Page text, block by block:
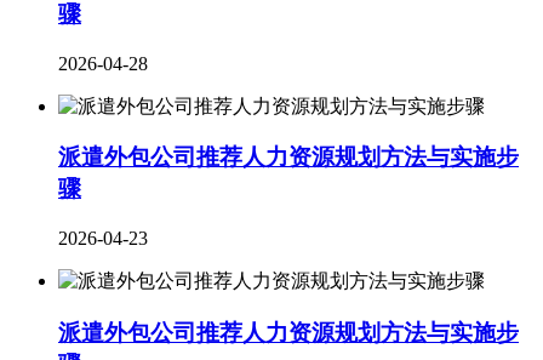
骤
2026-04-28
派遣外包公司推荐人力资源规划方法与实施步
骤
2026-04-23
派遣外包公司推荐人力资源规划方法与实施步